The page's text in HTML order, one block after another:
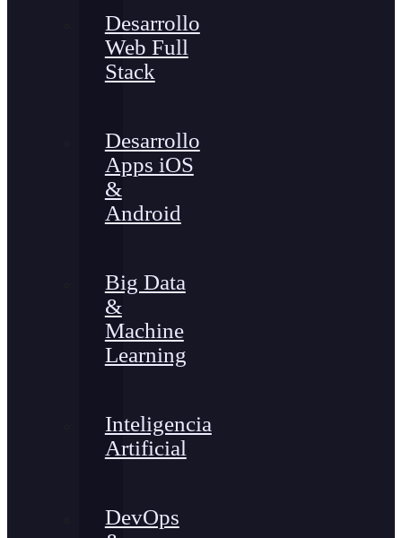
Desarrollo
Web Full
Stack
Desarrollo
Apps iOS
&
Android
Big Data
&
Machine
Learning
Inteligencia
Artificial
DevOps